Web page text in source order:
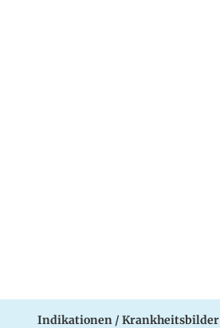
Indikationen / Krankheitsbilder